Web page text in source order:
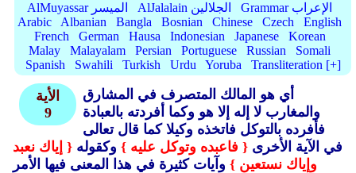
AlMuyassar الميسر
AlJalalain الجلالين
Grammar الإعراب
Arabic
Albanian Bangla Bosnian Chinese Czech
English
French
German Hausa Indonesian Japanese
Korean
Malay
Malayalam Persian Portuguese Russian
Somali
Spanish
Swahili Turkish Urdu Yoruba Transliteration [+]
الأية
9
أي هو المالك المتصرف في المشارق
والمغارب لا إله إلا هو وكما أفردته بالعبادة
فأفرده بالتوكل فاتخذه وكيلا كما قال تعالى
في الآية الأخرى { فاعبده وتوكل عليه } وكقوله { إياك نعبد
وإياك نستعين } وآيات كثيرة في هذا المعنى فيها الأمر